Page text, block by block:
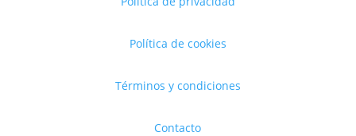
Política de cookies
Términos y condiciones
Contacto